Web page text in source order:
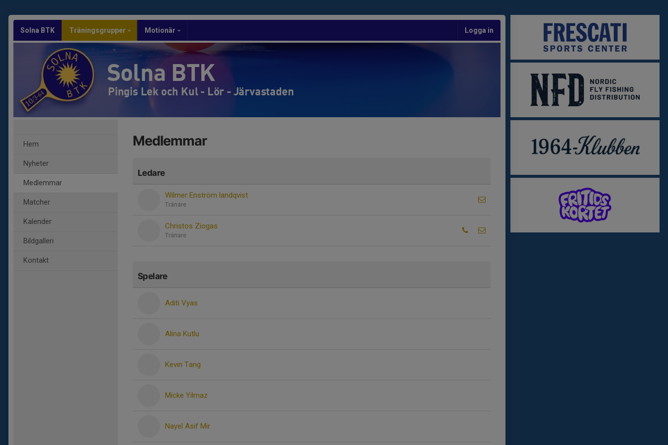
Solna BTK Träningsgrupper Motionär Logga in
Solna BTK
Pingis Lek och Kul - Lör - Järvastaden
Hem
Nyheter
Medlemmar
Matcher
Kalender
Bildgalleri
Kontakt
Medlemmar
Ledare
Wilmer Enström landqvist
Tränare
Christos Ziogas
Tränare
Spelare
Aditi Vyas
Alina Kutlu
Kevin Tang
Micke Yilmaz
Nayel Asif Mir